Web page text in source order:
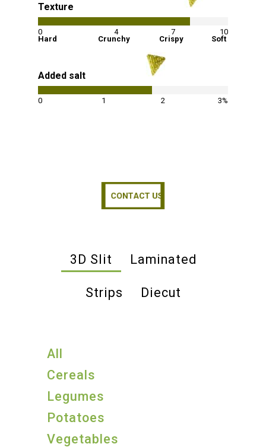
Texture %
0 4 7
10
Hard
Crunchy Crispy Soft
Added salt %
0 1 2 3%
CONTACT US
3D Slit Laminated
Strips Diecut
All
Cereals
Legumes
Potatoes
Vegetables